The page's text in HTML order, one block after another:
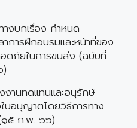
งบกเรื่อง กำหนด
การฝึกอบรมและหน้าที่ของ
ดภัยในการขนส่ง (ฉบับที่
านทดแทนและอนุรักษ์
บอนุญาตโดยวิธีการทาง
๕ ก.พ. ๖๖)